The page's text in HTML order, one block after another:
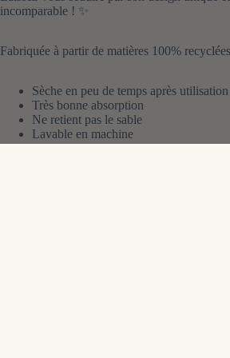
incomparable ! ✨
Fabriquée à partir de matières 100%
Sèche en peu de temps après utilisation
Très bonne absorption
Ne retient pas le sable
Lavable en machine
Dimensions: L: 100x150cm